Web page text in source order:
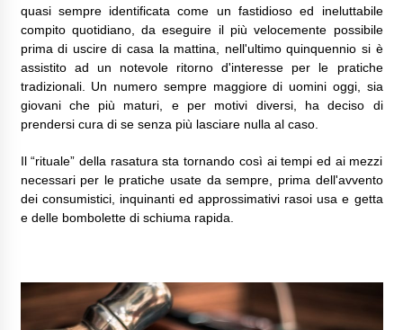
quasi sempre identificata come un fastidioso ed ineluttabile
compito quotidiano, da eseguire il più velocemente possibile
prima di uscire di casa la mattina, nell'ultimo quinquennio si è
assistito ad un notevole ritorno d'interesse per le pratiche
tradizionali. Un numero sempre maggiore di uomini oggi, sia
giovani che più maturi, e per motivi diversi, ha deciso di
prendersi cura di se senza più lasciare nulla al caso.
Il “rituale” della rasatura sta tornando così ai tempi ed ai mezzi
necessari per le pratiche usate da sempre, prima dell'avvento
dei consumistici, inquinanti ed approssimativi rasoi usa e getta
e delle bombolette di schiuma rapida.